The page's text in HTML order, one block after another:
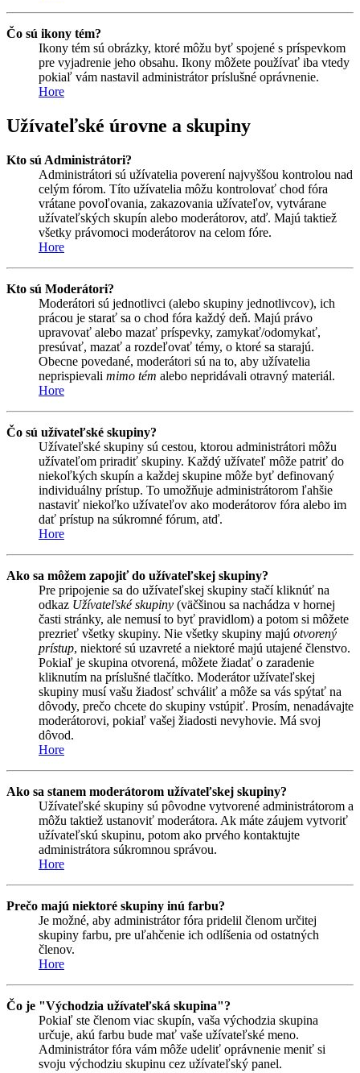
Čo sú ikony tém?
Ikony tém sú obrázky, ktoré môžu byť spojené s príspevkom
pre vyjadrenie jeho obsahu. Ikony môžete používať iba vtedy
pokiaľ vám nastavil administrátor príslušné oprávnenie.
Hore
Užívateľské úrovne a skupiny
Kto sú Administrátori?
Administrátori sú užívatelia poverení najvyššou kontrolou nad
celým fórom. Títo užívatelia môžu kontrolovať chod fóra
vrátane povoľovania, zakazovania užívateľov, vytvárane
užívateľských skupín alebo moderátorov, atď. Majú taktiež
všetky právomoci moderátorov na celom fóre.
Hore
Kto sú Moderátori?
Moderátori sú jednotlivci (alebo skupiny jednotlivcov), ich
prácou je starať sa o chod fóra každý deň. Majú právo
upravovať alebo mazať príspevky, zamykať/odomykať,
presúvať, mazať a rozdeľovať témy, o ktoré sa starajú.
Obecne povedané, moderátori sú na to, aby užívatelia
neprispievali mimo tém alebo nepridávali otravný materiál.
Hore
Čo sú užívateľské skupiny?
Užívateľské skupiny sú cestou, ktorou administrátori môžu
užívateľom priradiť skupiny. Každý užívateľ môže patriť do
niekoľkých skupín a každej skupine môže byť definovaný
individuálny prístup. To umožňuje administrátorom ľahšie
nastaviť niekoľko užívateľov ako moderátorov fóra alebo im
dať prístup na súkromné fórum, atď.
Hore
Ako sa môžem zapojiť do užívateľskej skupiny?
Pre pripojenie sa do užívateľskej skupiny stačí kliknúť na
odkaz Užívateľské skupiny (väčšinou sa nachádza v hornej
časti stránky, ale nemusí to byť pravidlom) a potom si môžete
prezrieť všetky skupiny. Nie všetky skupiny majú otvorený
prístup, niektoré sú uzavreté a niektoré majú utajené členstvo.
Pokiaľ je skupina otvorená, môžete žiadať o zaradenie
kliknutím na príslušné tlačítko. Moderátor užívateľskej
skupiny musí vašu žiadosť schváliť a môže sa vás spýtať na
dôvody, prečo chcete do skupiny vstúpiť. Prosím, nenadávajte
moderátorovi, pokiaľ vašej žiadosti nevyhovie. Má svoj
dôvod.
Hore
Ako sa stanem moderátorom užívateľskej skupiny?
Užívateľské skupiny sú pôvodne vytvorené administrátorom a
môžu taktiež ustanoviť moderátora. Ak máte záujem vytvoriť
užívateľskú skupinu, potom ako prvého kontaktujte
administrátora súkromnou správou.
Hore
Prečo majú niektoré skupiny inú farbu?
Je možné, aby administrátor fóra pridelil členom určitej
skupiny farbu, pre uľahčenie ich odlíšenia od ostatných
členov.
Hore
Čo je "Východzia užívateľská skupina"?
Pokiaľ ste členom viac skupín, vaša východzia skupina
určuje, akú farbu bude mať vaše užívateľské meno.
Administrátor fóra vám môže udeliť oprávnenie meniť si
svoju východziu skupinu cez užívateľský panel.